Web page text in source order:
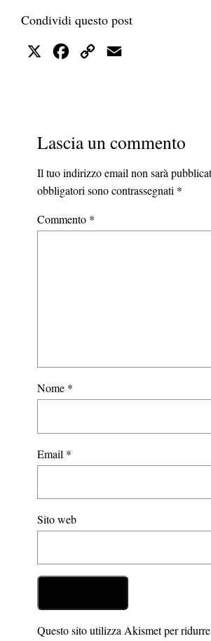
Condividi questo post
X FacebookCopy
Lascia un commento
Il tuo indirizzo email non sarà
obbligatori sono contrassegnati *
Commento *
Nome *
Email *
Sito web
Questo sito utilizza Akismet per